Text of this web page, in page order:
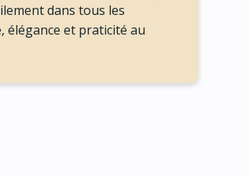
dans tous les
élégance et praticité au